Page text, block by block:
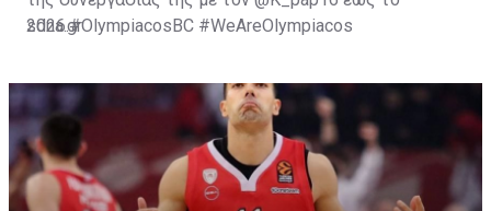
2026.#OlympiacosBC #WeAreOlympiacos
— OLYMPIACOS BC (@Olympiacos_BC)July 6, 2023
sdna.gr